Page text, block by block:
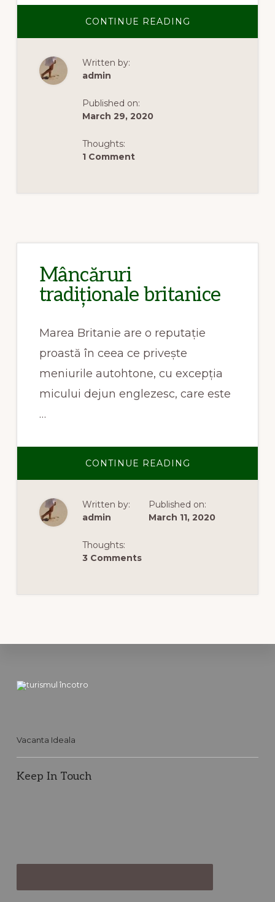
CONTINUE READING
DEJUNEZI
Written by:
admin
Published on:
March 29, 2020
Thoughts:
1 Comment
Mâncăruri
tradiționale britanice
Marea Britanie are o reputație
proastă în ceea ce privește
meniurile autohtone, cu excepția
micului dejun englezesc, care este
…
CONTINUE READING
TRADIȚIONALE
Written by:
admin
Published on:
March 11, 2020
Thoughts:
3 Comments
Vacanta Ideala
Keep In Touch